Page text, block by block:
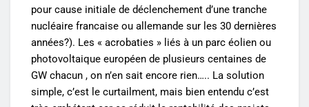
pour cause initiale de déclenchement d’une tranche
nucléaire francaise ou allemande sur les 30 dernières
années?). Les « acrobaties » liés à un parc éolien ou
photovoltaique européen de plusieurs centaines de
GW chacun , on n’en sait encore rien….. La solution
simple, c’est le curtailment, mais bien entendu c’est